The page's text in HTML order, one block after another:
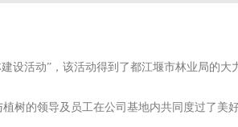
设活动” ，该活动得到了都江堰市林业局的
树的领导及员工在公司基地内共同度过了美好